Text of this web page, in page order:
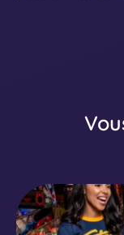
V
o